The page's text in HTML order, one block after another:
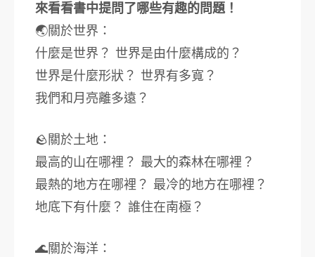
來看看書中提問了哪些有趣的問題！
🌏關於世界：
什麼是世界？ 世界是由什麼構成的？
世界是什麼形狀？ 世界有多寬？
我們和月亮離多遠？
🪨關於土地：
最高的山在哪裡？ 最大的森林在哪裡？
最熱的地方在哪裡？ 最冷的地方在哪裡？
地底下有什麼？ 誰住在南極？
🌊關於海洋：